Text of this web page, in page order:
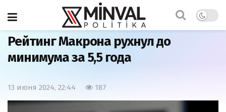
Главная Политика
Рейтинг Макрона рухнул до
минимума за 5,5 года
13 июня 2024, 22:44 187